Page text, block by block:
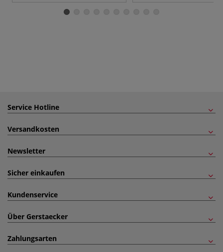
Service Hotline
Versandkosten
Newsletter
Sicher einkaufen
Kundenservice
Über Gerstaecker
Zahlungsarten